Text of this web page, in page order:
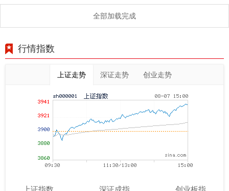
全部加载完成
行情指数
上证走势 深证走势 创业走势
上证指数
深证成指
创业板指